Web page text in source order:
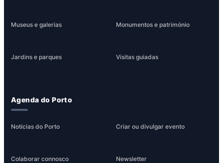
Museus e galerias Monumentos e património
Jardins e parques Visitas guiadas
Agenda do Porto
Notícias do Porto Criar ou divulgar evento
Colaborar connosco Newsletter